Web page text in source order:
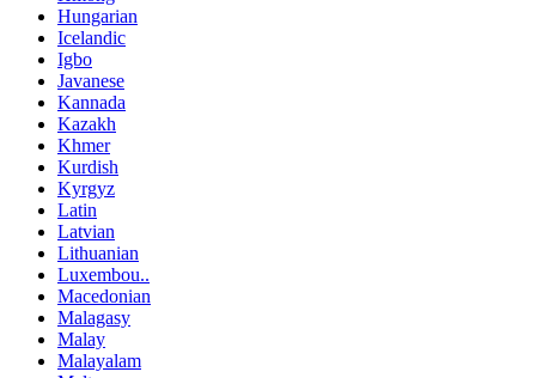
Hungarian
Icelandic
Igbo
Javanese
Kannada
Kazakh
Khmer
Kurdish
Kyrgyz
Latin
Latvian
Lithuanian
Luxembou..
Macedonian
Malagasy
Malay
Malayalam